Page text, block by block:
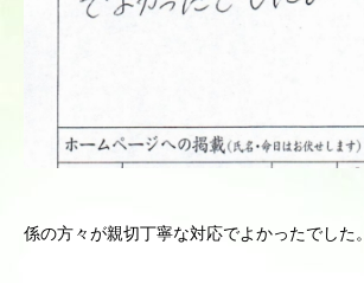
係の方々が親切丁寧な対応でよかったでした。